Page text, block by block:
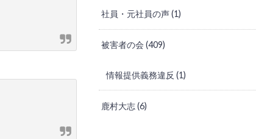
社員・元社員の声(1)
被害者の会(409)
情報提供義務違反 (1)
鹿村大志(6)